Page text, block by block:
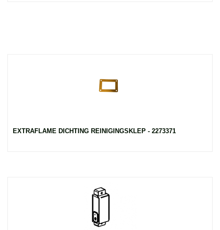
EXTRAFLAME DICHTING REINIGINGSKLEP - 2273371